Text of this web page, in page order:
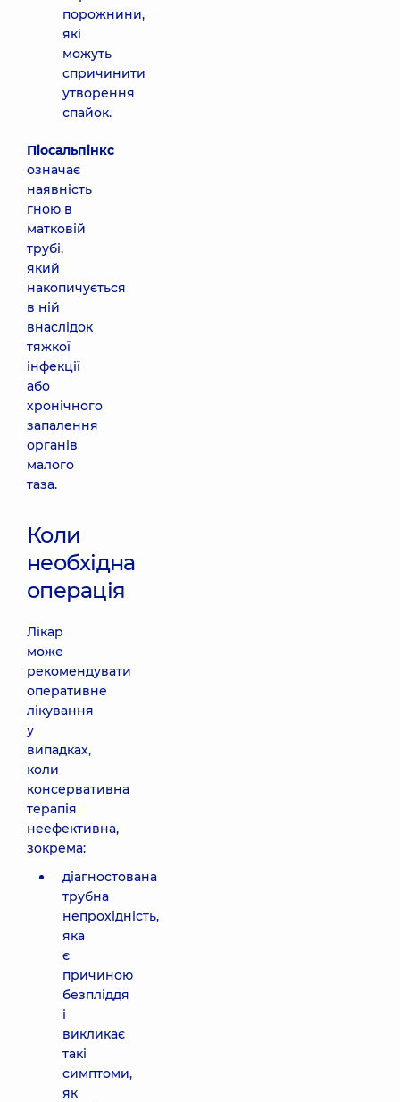
порожнини,
які
можуть
спричинити
утворення
спайок.
Піосальпінкс
означає
наявність
гною в
матковій
трубі,
який
накопичується
в ній
внаслідок
тяжкої
інфекції
або
хронічного
запалення
органів
малого
таза.
Коли
необхідна
операція
Лікар
може
рекомендувати
оперативне
лікування
у
випадках,
коли
консервативна
терапія
неефективна,
зокрема:
діагностована
трубна
непрохідність,
яка
є
причиною
безпліддя
і
викликає
такі
симптоми,
як